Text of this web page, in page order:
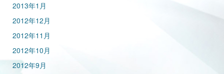
2013年1月
2012年12月
2012年11月
2012年10月
2012年9月